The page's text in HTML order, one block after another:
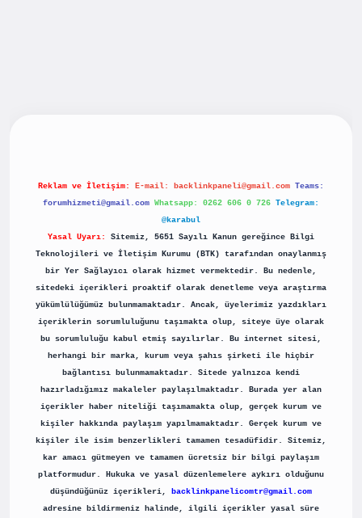
Reklam ve İletişim: E-mail: backlinkpaneli@gmail.com Teams:
forumhizmeti@gmail.com Whatsapp: 0262 606 0 726 Telegram:
@karabul
Yasal Uyarı:
Sitemiz, 5651 Sayılı Kanun gereğince Bilgi
Teknolojileri ve İletişim Kurumu (BTK) tarafından onaylanmış
bir Yer Sağlayıcı olarak hizmet vermektedir. Bu nedenle,
sitedeki içerikleri proaktif olarak denetleme veya araştırma
yükümlülüğümüz bulunmamaktadır. Ancak, üyelerimiz yazdıkları
içeriklerin sorumluluğunu taşımakta olup, siteye üye olarak
bu sorumluluğu kabul etmiş sayılırlar. Bu internet sitesi,
herhangi bir marka, kurum veya şahıs şirketi ile hiçbir
bağlantısı bulunmamaktadır. Sitede yalnızca kendi
hazırladığımız makaleler paylaşılmaktadır. Burada yer alan
içerikler haber niteliği taşımamakta olup, gerçek kurum ve
kişiler hakkında paylaşım yapılmamaktadır. Gerçek kurum ve
kişiler ile isim benzerlikleri tamamen tesadüfidir. Sitemiz,
kar amacı gütmeyen ve tamamen ücretsiz bir bilgi paylaşım
platformudur. Hukuka ve yasal düzenlemelere aykırı olduğunu
düşündüğünüz içerikleri,
backlinkpanelicomtr@gmail.com
adresine bildirmeniz halinde, ilgili içerikler yasal süre